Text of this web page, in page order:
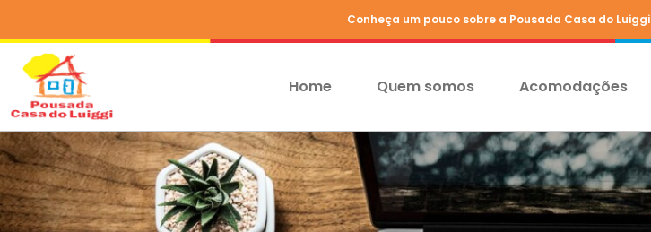
Conheça um pouco sobre a Pousada Casa do Luiggi
Home Quem somos Acomodações